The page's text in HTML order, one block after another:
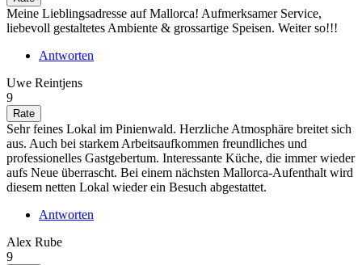
Meine Lieblingsadresse auf Mallorca! Aufmerksamer Service,
liebevoll gestaltetes Ambiente & grossartige Speisen. Weiter so!!!
Antworten
Uwe Reintjens
9
Sehr feines Lokal im Pinienwald. Herzliche Atmosphäre breitet sich
aus. Auch bei starkem Arbeitsaufkommen freundliches und
professionelles Gastgebertum. Interessante Küche, die immer wieder
aufs Neue überrascht. Bei einem nächsten Mallorca-Aufenthalt wird
diesem netten Lokal wieder ein Besuch abgestattet.
Antworten
Alex Rube
9